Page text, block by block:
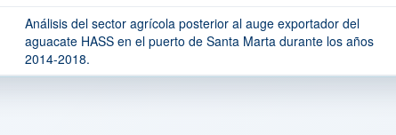
Análisis del sector agrícola posterior al auge exportador del
aguacate HASS en el puerto de Santa Marta durante los años
2014-2018.